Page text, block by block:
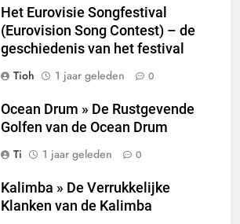
Het Eurovisie Songfestival
(Eurovision Song Contest) – de
geschiedenis van het festival
Tioh
1 jaar geleden 0
Ocean Drum » De Rustgevende
Golfen van de Ocean Drum
Ti
1 jaar geleden 0
Kalimba » De Verrukkelijke
Klanken van de Kalimba